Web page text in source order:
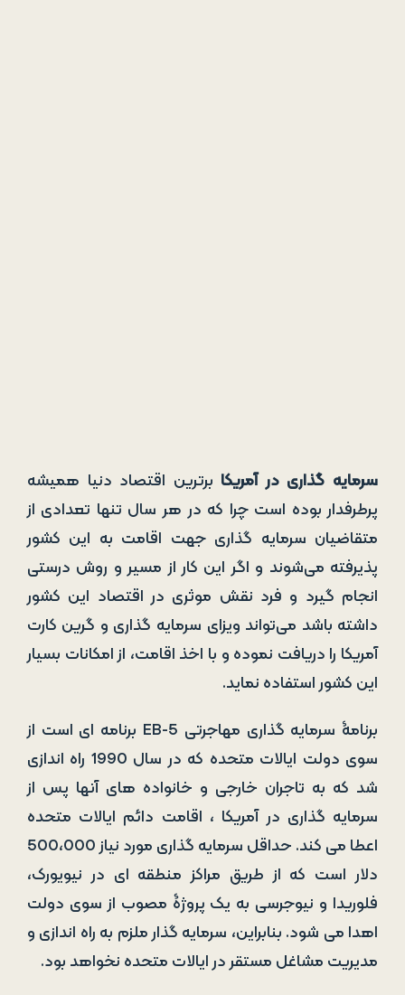
سرمایه ‌گذاری در آمریکا برترین اقتصاد دنیا همیشه
پرطرفدار بوده است چرا که در هر سال تنها تعدادی از
متقاضیان سرمایه ‌گذاری جهت اقامت به این کشور
پذیرفته می‌شوند و اگر این کار از مسیر و روش درستی
انجام گیرد و فرد نقش موثری در اقتصاد این کشور
داشته باشد می‌تواند ویزای سرمایه‌ گذاری و گرین‌ کارت
آمریکا را دریافت نموده و با اخذ اقامت، از امکانات بسیار
این کشور استفاده نماید.
برنامۀ سرمایه ­گذاری مهاجرتی EB-5 برنامه ای است از
سوی دولت ایالات متحده که در سال 1990 راه­ اندازی
شد که به تاجران خارجی و خانواده ­های آنها پس از
سرمایه ­گذاری در آمریکا ، اقامت دائم ایالات متحده
اعطا می کند. حداقل سرمایه­ گذاری مورد نیاز 500،000
دلار است که از طریق مراکز منطقه­ ای در نیویورک،
فلوریدا و نیوجرسی به یک پروژۀ مصوب از سوی دولت
اهدا می­ شود. بنابراین، سرمایه گذار ملزم به راه­ اندازی و
مدیریت مشاغل مستقر در ایالات متحده نخواهد بود.